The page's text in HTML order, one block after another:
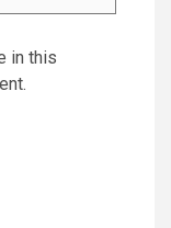
in this